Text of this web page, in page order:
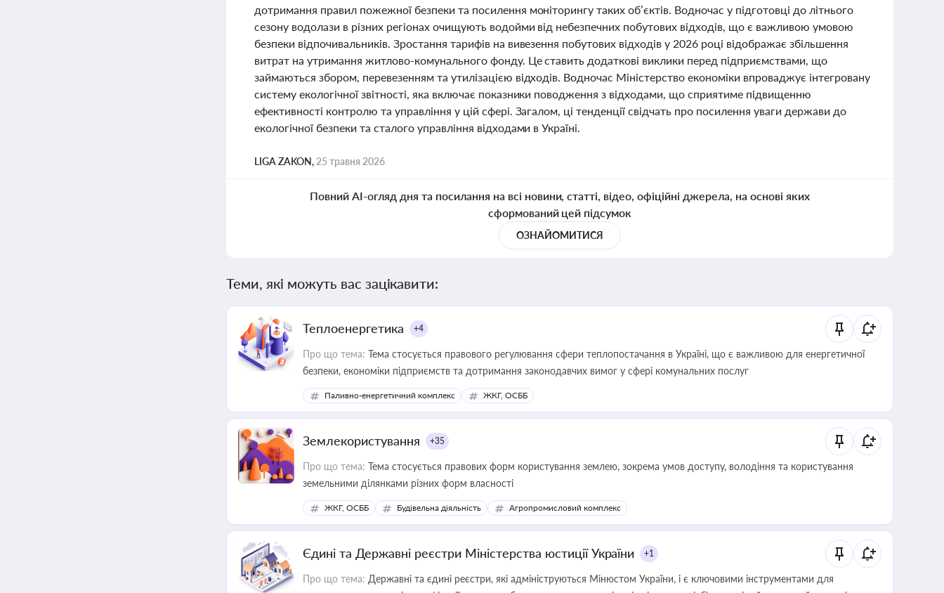
дотримання правил пожежної безпеки та посилення моніторингу таких об’єктів. Водночас у підготовці до літнього
сезону водолази в різних регіонах очищують водойми від небезпечних побутових відходів, що є важливою умовою
безпеки відпочивальників. Зростання тарифів на вивезення побутових відходів у 2026 році відображає збільшення
витрат на утримання житлово-комунального фонду. Це ставить додаткові виклики перед підприємствами, що
займаються збором, перевезенням та утилізацією відходів. Водночас Міністерство економіки впроваджує інтегровану
систему екологічної звітності, яка включає показники поводження з відходами, що сприятиме підвищенню
ефективності контролю та управління у цій сфері. Загалом, ці тенденції свідчать про посилення уваги держави до
екологічної безпеки та сталого управління відходами в Україні.
LIGA ZAKON, 25 травня 2026
Повний AI-огляд дня та посилання на всі новини, статті, відео, офіційні джерела, на основі яких
сформований цей підсумок
ОЗНАЙОМИТИСЯ
Теми, які можуть вас зацікавити:
Теплоенергетика +4
Про що тема: Тема стосується правового регулювання сфери теплопостачання в Україні, що є важливою для енергетичної
безпеки, економіки підприємств та дотримання законодавчих вимог у сфері комунальних послуг
Паливно-енергетичний комплекс ЖКГ, ОСББ
Землекористування +35
Про що тема: Тема стосується правових форм користування землею, зокрема умов доступу, володіння та користування
земельними ділянками різних форм власності
ЖКГ, ОСББ Будівельна діяльність Агропромисловий комплекс
Єдині та Державні реєстри Міністерства юстиції України +1
Про що тема: Державні та єдині реєстри, які адмініструються Мінюстом України, і є ключовими інструментами для